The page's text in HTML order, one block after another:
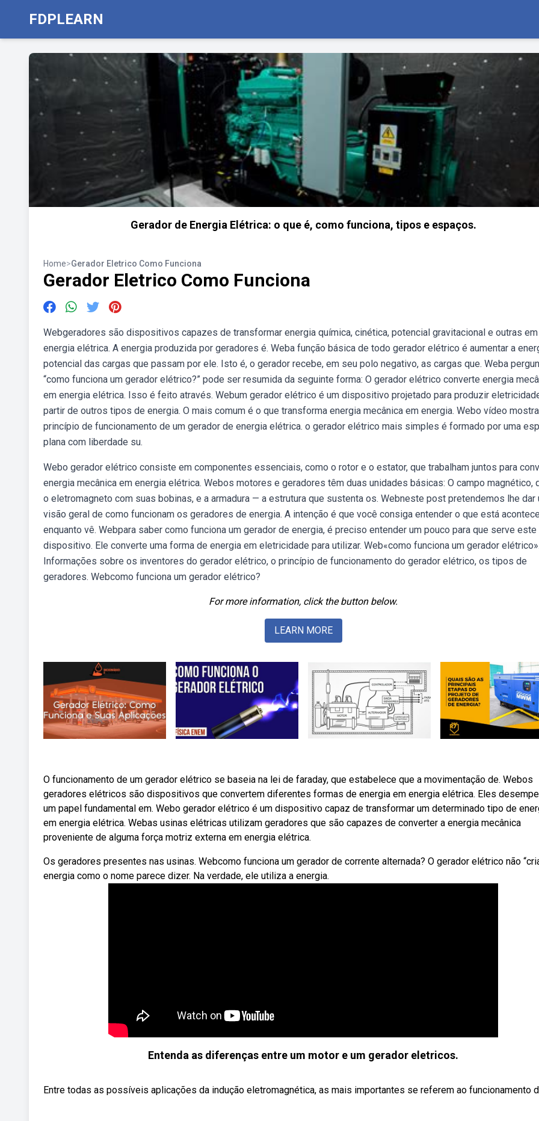
FDPLEARN
Gerador de Energia Elétrica: o que é, como funciona, tipos e espaços.
Home>Gerador Eletrico Como Funciona
Gerador Eletrico Como Funciona
Webgeradores são dispositivos capazes de transformar energia química, cinética, potencial gravitacional e outras em
energia elétrica. A energia produzida por geradores é. Weba função básica de todo gerador elétrico é aumentar a
potencial das cargas que passam por ele. Isto é, o gerador recebe, em seu polo negativo, as cargas que. Weba
“como funciona um gerador elétrico?” pode ser resumida da seguinte forma: O gerador elétrico converte energia
em energia elétrica. Isso é feito através. Webum gerador elétrico é um dispositivo projetado para produzir
partir de outros tipos de energia. O mais comum é o que transforma energia mecânica em energia. Webo vídeo
princípio de funcionamento de um gerador de energia elétrica. o gerador elétrico mais simples é formado por uma
plana com liberdade su.
Webo gerador elétrico consiste em componentes essenciais, como o rotor e o estator, que trabalham juntos para
energia mecânica em energia elétrica. Webos motores e geradores têm duas unidades básicas: O campo magnético,
o eletromagneto com suas bobinas, e a armadura — a estrutura que sustenta os. Webneste post pretendemos lhe dar
visão geral de como funcionam os geradores de energia. A intenção é que você consiga entender o que está
enquanto vê. Webpara saber como funciona um gerador de energia, é preciso entender um pouco para que serve este
dispositivo. Ele converte uma forma de energia em eletricidade para utilizar. Web«como funciona um gerador
Informações sobre os inventores do gerador elétrico, o princípio de funcionamento do gerador elétrico, os tipos de
geradores. Webcomo funciona um gerador elétrico?
For more information, click the button below.
LEARN MORE
O funcionamento de um gerador elétrico se baseia na lei de faraday, que estabelece que a movimentação de. Webos
geradores elétricos são dispositivos que convertem diferentes formas de energia em energia elétrica. Eles
um papel fundamental em. Webo gerador elétrico é um dispositivo capaz de transformar um determinado tipo de
em energia elétrica. Webas usinas elétricas utilizam geradores que são capazes de converter a energia mecânica
proveniente de alguma força motriz externa em energia elétrica.
Os geradores presentes nas usinas. Webcomo funciona um gerador de corrente alternada? O gerador elétrico não
energia como o nome parece dizer. Na verdade, ele utiliza a energia.
Entenda as diferenças entre um motor e um gerador eletricos.
Entre todas as possíveis aplicações da indução eletromagnética, as mais importantes se referem ao funcionamento